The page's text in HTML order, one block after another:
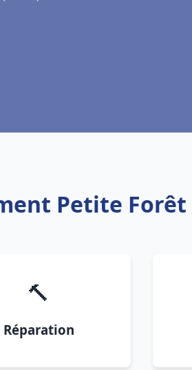
Petite Forêt
🔨
Réparation